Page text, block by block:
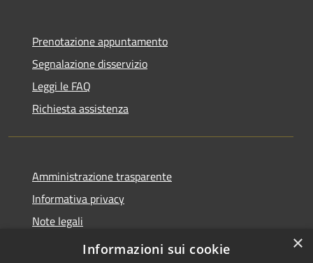
Prenotazione appuntamento
Segnalazione disservizio
Leggi le FAQ
Richiesta assistenza
Amministrazione trasparente
Informativa privacy
Note legali
Dichiarazione di accessibilità
×
Informazioni sui cookie